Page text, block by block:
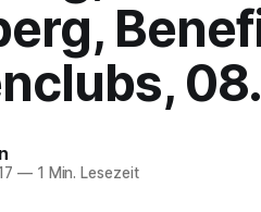
—1 Min. Lesezeit